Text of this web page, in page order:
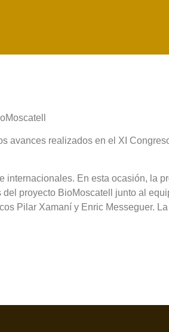
avances realizados en el XI
En esta ocasión, la
proyecto BioMoscatell junto al
Pilar Xamaní y Enric Messeguer.